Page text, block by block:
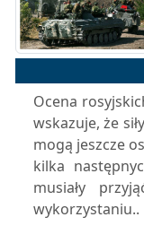
Ocena
wskazuje, że
mogą jeszcze
kilka
musiały
wykorzystaniu..